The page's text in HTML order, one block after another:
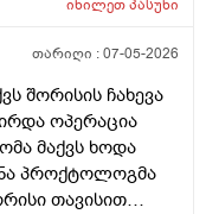
იხილეთპასუხი
თარიღი :07-05-2026
შორისის ჩახევა
ოპერაცია
მაქვს ხოდა
პროქტოლოგმა
თავისით